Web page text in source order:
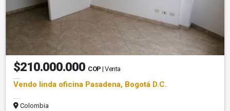
$210.000.000 COP | Venta
Vendo linda oficina Pasadena, Bogotá D.C.
Colombia